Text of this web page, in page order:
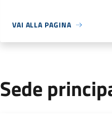
VAI ALLA PAGINA
Sede